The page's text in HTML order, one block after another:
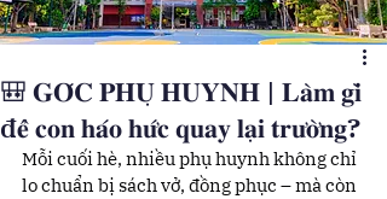
🎒 𝐆𝐎́𝐂 𝐏𝐇𝐔̣ 𝐇𝐔𝐘𝐍𝐇 | 𝐋𝐚̀𝐦 𝐠𝐢̀
đ𝐞̂̉ 𝐜𝐨𝐧 𝐡𝐚́𝐨 𝐡𝐮̛́𝐜 𝐪𝐮𝐚𝐲 𝐥𝐚̣𝐢 𝐭𝐫𝐮̛𝐨̛̀𝐧𝐠?
Mỗi cuối hè, nhiều phụ huynh không chỉ
lo chuẩn bị sách vở, đồng phục – mà còn